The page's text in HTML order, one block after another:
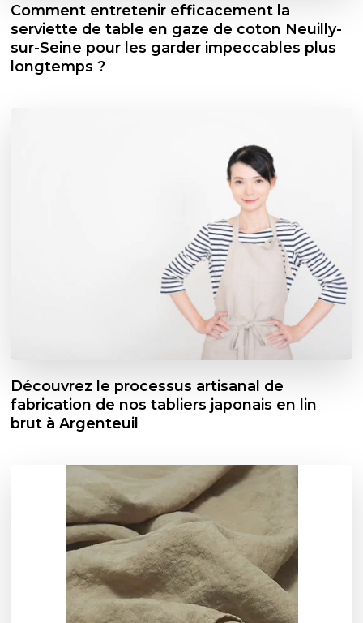
Comment entretenir efficacement la
serviette de table en gaze de coton Neuilly-
sur-Seine pour les garder impeccables plus
longtemps ?
Découvrez le processus artisanal de
fabrication de nos tabliers japonais en lin
brut à Argenteuil